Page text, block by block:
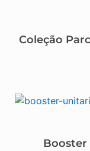
Coleção
Booster